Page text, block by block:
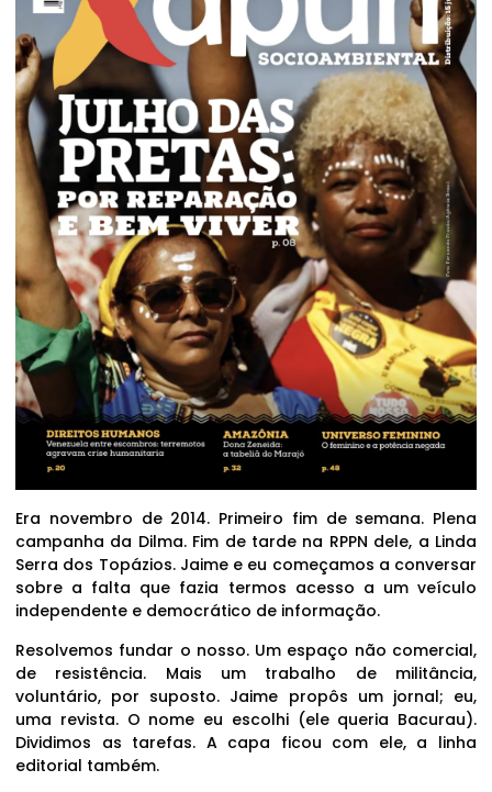
Era novembro de 2014. Primeiro fim de semana. Plena
campanha da Dilma. Fim de tarde na RPPN dele, a Linda
Serra dos Topázios. Jaime e eu começamos a conversar
sobre a falta que fazia termos acesso a um veículo
independente e democrático de informação.
Resolvemos fundar o nosso. Um espaço não comercial,
de resistência. Mais um trabalho de militância,
voluntário, por suposto. Jaime propôs um jornal; eu,
uma revista. O nome eu escolhi (ele queria Bacurau).
Dividimos as tarefas. A capa ficou com ele, a linha
editorial também.